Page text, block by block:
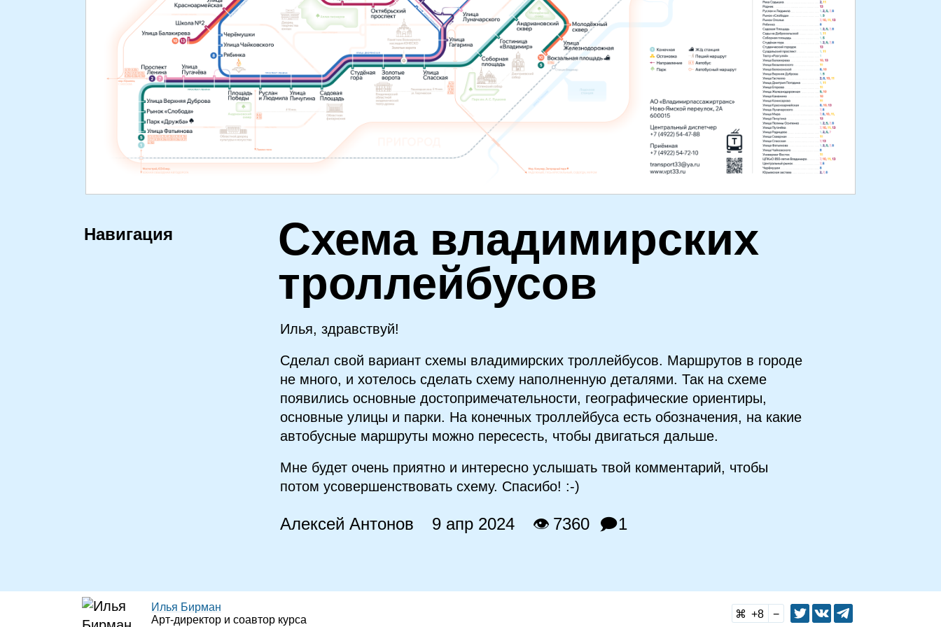
Навигация Схема владимирских
троллейбусов
Илья, здравствуй!
Сделал свой вариант схемы владимирских троллейбусов. Маршрутов в городе
не много, и хотелось сделать схему наполненную деталями. Так на схеме
появились основные достопримечательности, географические ориентиры,
основные улицы и парки. На конечных троллейбуса есть обозначения, на какие
автобусные маршруты можно пересесть, чтобы двигаться дальше.
Мне будет очень приятно и интересно услышать твой комментарий, чтобы
потом усовершенствовать схему. Спасибо! :‑)
Алексей Антонов 9 апр 2024 👁 7360 🗩1
Илья Бирман
Арт‑директор и соавтор курса
8